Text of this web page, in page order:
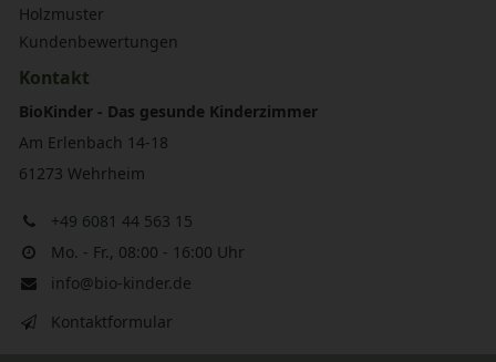
Holzmuster
Kundenbewertungen
Kontakt
BioKinder - Das gesunde Kinderzimmer
Am Erlenbach 14-18
61273 Wehrheim
+49 6081 44 563 15
Mo. - Fr., 08:00 - 16:00 Uhr
info@bio-kinder.de
Kontaktformular